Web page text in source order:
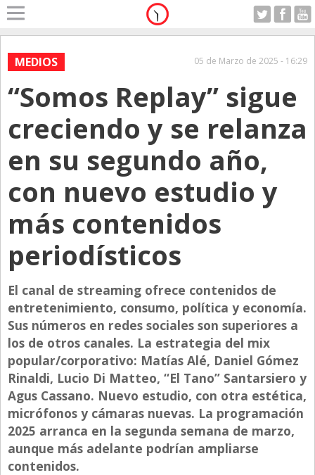
Home
A Motor
Alerta
Anticipo
Campo
Carrera & Emprendedores
Club House
Con Estilo
De Bolsillo
Diarios de Argentina
Diarios del Mundo
Directivos
Ecología y Ambiente
Economía
El Experto
El Innovador
El Precio Que Yo Ví
MEDIOS 05 de Marzo de 2025 - 16:29
“Somos Replay” sigue
creciendo y se relanza
en su segundo año,
con nuevo estudio y
más contenidos
periodísticos
El canal de streaming ofrece contenidos de
entretenimiento, consumo, política y economía.
Sus números en redes sociales son superiores a
los de otros canales. La estrategia del mix
popular/corporativo: Matías Alé, Daniel Gómez
Rinaldi, Lucio Di Matteo, “El Tano” Santarsiero y
Agus Cassano. Nuevo estudio, con otra estética,
micrófonos y cámaras nuevas. La programación
2025 arranca en la segunda semana de marzo,
aunque más adelante podrían ampliarse
contenidos.